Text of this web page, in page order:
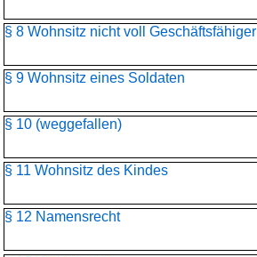
§ 8 Wohnsitz nicht voll Geschäftsfähiger
§ 9 Wohnsitz eines Soldaten
§ 10 (weggefallen)
§ 11 Wohnsitz des Kindes
§ 12 Namensrecht